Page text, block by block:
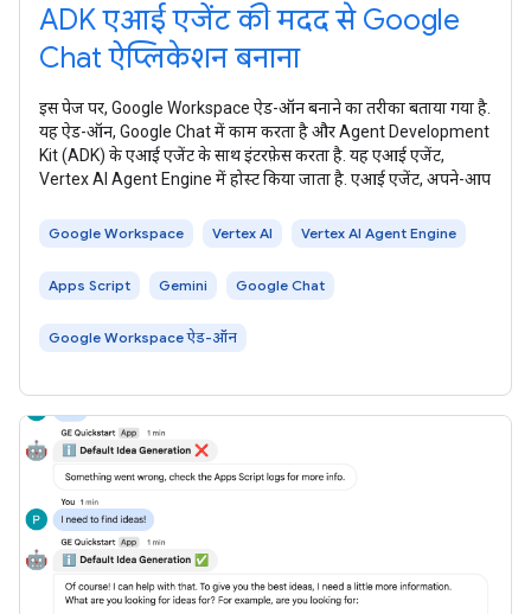
ADK एआई एजेंट की मदद से Google
Chat ऐप्लिकेशन बनाना
इस पेज पर, Google Workspace ऐड-ऑन बनाने का तरीका बताया गया है.
यह ऐड-ऑन, Google Chat में काम करता है और Agent Development
Kit (ADK) के एआई एजेंट के साथ इंटरफ़ेस करता है. यह एआई एजेंट,
Vertex AI Agent Engine में होस्ट किया जाता है. एआई एजेंट, अपने-आप
Google Workspace Vertex AI Vertex AI Agent Engine
Apps Script Gemini Google Chat
Google Workspace ऐड-ऑन